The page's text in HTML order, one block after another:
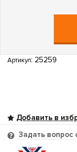
Артикул: 25259
Задать вопрос